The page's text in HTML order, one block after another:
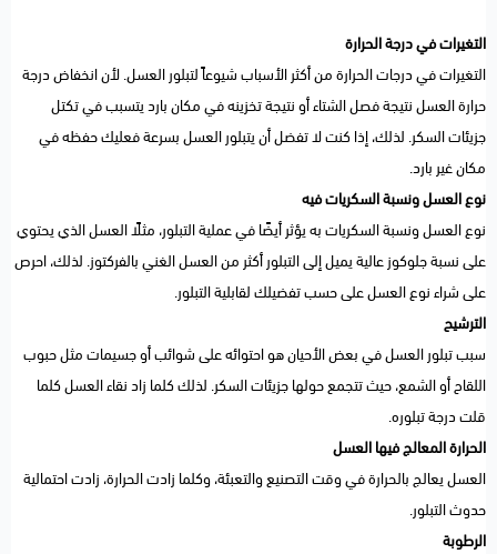
التغيرات في درجة الحرارة
التغيرات في درجات الحرارة من أكثر الأسباب شيوعاً لتبلور العسل. لأن انخفاض درجة
حرارة العسل نتيجة فصل الشتاء أو نتيجة تخزينه في مكان بارد يتسبب في تكتل
جزيئات السكر. لذلك، إذا كنت لا تفضل أن يتبلور العسل بسرعة فعليك حفظه في
مكان غير بارد.
نوع العسل ونسبة السكريات فيه
نوع العسل ونسبة السكريات به يؤثر أيضًا في عملية التبلور، مثلًا العسل الذي يحتوي
على نسبة جلوكوز عالية يميل إلى التبلور أكثر من العسل الغني بالفركتوز. لذلك، احرص
على شراء نوع العسل على حسب تفضيلك لقابلية التبلور.
الترشيح
سبب تبلور العسل في بعض الأحيان هو احتوائه على شوائب أو جسيمات مثل حبوب
اللقاح أو الشمع، حيث تتجمع حولها جزيئات السكر. لذلك كلما زاد نقاء العسل كلما
قلت درجة تبلوره.
الحرارة المعالج فيها العسل
العسل يعالج بالحرارة في وقت التصنيع والتعبئة، وكلما زادت الحرارة، زادت احتمالية
حدوث التبلور.
الرطوبة